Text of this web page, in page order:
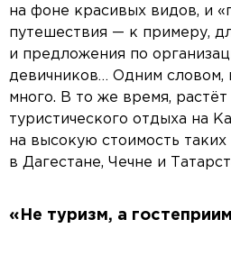
на фоне красивых видов, и
путешествия — к примеру,
и предложения по
девичников… Одним словом,
много. В то же время, растёт
туристического отдыха на
на высокую стоимость
в Дагестане, Чечне и
«Не туризм, а